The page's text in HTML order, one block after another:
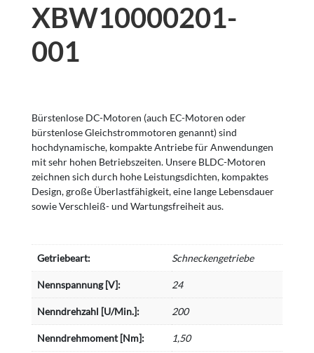
XBW10000201-
001
Bürstenlose DC-Motoren (auch EC-Motoren oder
bürstenlose Gleichstrommotoren genannt) sind
hochdynamische, kompakte Antriebe für Anwendungen
mit sehr hohen Betriebszeiten. Unsere BLDC-Motoren
zeichnen sich durch hohe Leistungsdichten, kompaktes
Design, große Überlastfähigkeit, eine lange Lebensdauer
sowie Verschleiß- und Wartungsfreiheit aus.
Getriebeart: Schneckengetriebe
Nennspannung [V]: 24
Nenndrehzahl [U/Min.]: 200
Nenndrehmoment [Nm]: 1,50